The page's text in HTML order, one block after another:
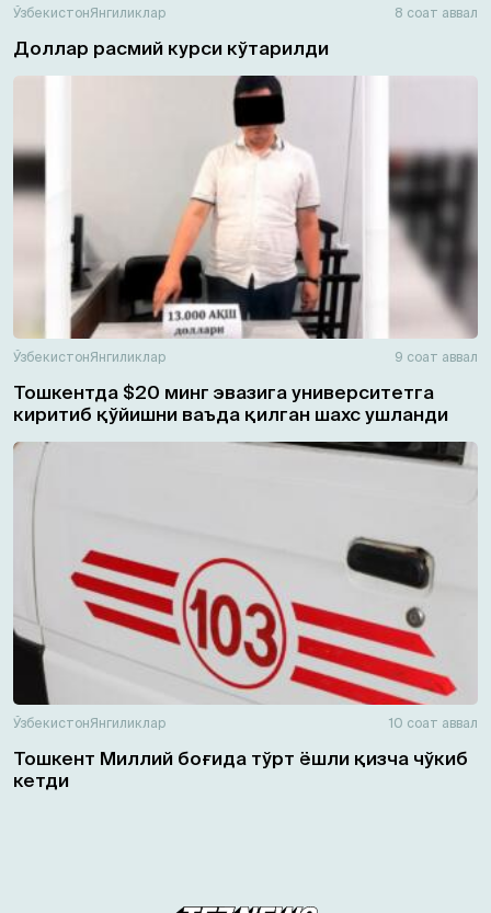
ЎзбекистонЯнгиликлар 8 соат аввал
Доллар расмий курси кўтарилди
ЎзбекистонЯнгиликлар 9 соат аввал
Тошкентда $20 минг эвазига университетга
киритиб қўйишни ваъда қилган шахс ушланди
ЎзбекистонЯнгиликлар 10 соат аввал
Тошкент Миллий боғида тўрт ёшли қизча чўкиб
кетди